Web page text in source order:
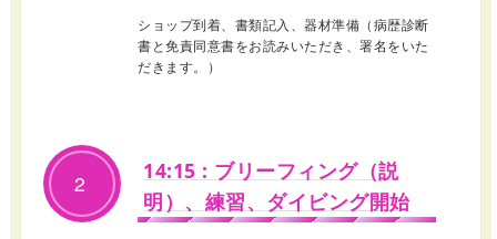
ショップ到着、書類記入、器材準備（病歴診断
書と免責同意書をお読みいただき、署名をいた
だきます。）
2
14:15 : ブリーフィング（説
明）、練習、ダイビング開始